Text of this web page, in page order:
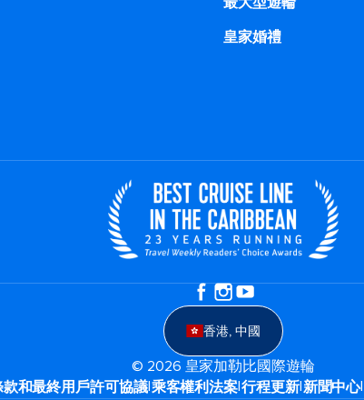
皇家婚禮
香港, 中國
© 2026 皇家加勒比國際遊輪
和最終用戶許可協議|乘客權利法案|行程更新|新聞中心|